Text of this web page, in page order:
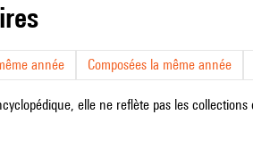
année Composées la même année
elle ne reflète pas les